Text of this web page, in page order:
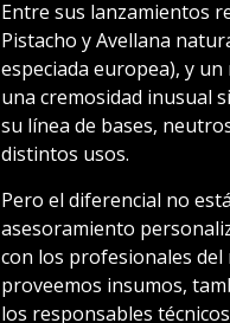
Entre sus lanzamientos
Pistacho y Avellana
especiada europea), y
una cremosidad inusual
su línea de bases,
distintos usos.
Pero el diferencial no
asesoramiento
con los profesionales
proveemos insumos,
los responsables